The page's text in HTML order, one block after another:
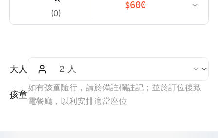
(0)
$600
大人
孩童
如有孩童隨行，請於備註欄註記；並於訂位後致
電餐廳，以利安排適當座位